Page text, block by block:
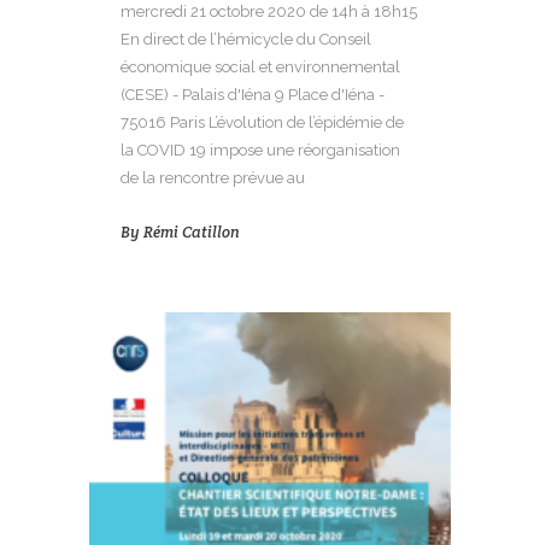
mercredi 21 octobre 2020 de 14h à 18h15
En direct de l’hémicycle du Conseil
économique social et environnemental
(CESE) - Palais d'Iéna 9 Place d'Iéna -
75016 Paris L’évolution de l’épidémie de
la COVID 19 impose une réorganisation
de la rencontre prévue au
By Rémi Catillon